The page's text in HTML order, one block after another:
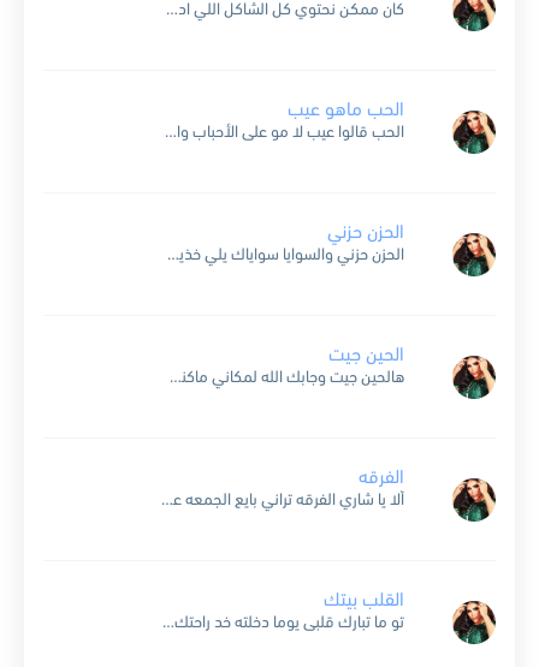
كان ممكن نحتوي كل الشاكل اللي ادت بعدنا عن بعضنا مده طويله تنتهي زعله بسيطه مرحله صعبه وعدت ونلتقي في نفس موعدنا حبيبي كل ليله وشهو فادك من عنادك كل...
الحب ماهو عيب
الحب قالوا عيب لا مو على الأحباب والزين قالوا شين ما وضحوا الأسباب حد ما يمناعهم أهل الحسد يا ناس الحب ماهو عيب ياطيب الأنفاس العيب في حبٍ خالي من...
الحزن حزني
الحزن حزني والسوايا سواياك يلي خذيت من العمر ماخذيته تزعل علي واستسمحك واترجاك هذا وغيرك لازعل مارجيته امد لك يمناي وترد يمناك قلي معك وش ذنبي اللي جنيته القلب بيتك...
الحين جيت
هالحين جيت وجابك الله لمكاني ماكنت عندك وش جابك هنا ردك ضميرك من بعد مانساني يومه تناسى بالغضب حبنا هالحين يعني جيت تطلب حناني وينه ضميرك يوم انادي وانا وينك...
الفرقه
ألا يا شاري الفرقه تراني بايع الجمعه عسى منهو جمعني بك يسليك ويسليني من اللي قالك ارجع عشان تمن بالرجعه ترى ماقلت غير الله على بعدك يقويني صحيح اني ابي...
القلب بيتك
تو ما تبارك قلبى يوما دخلته خد راحتك فينى ترى القلب بيتك اللى مناله صعب بسهوله نلته من غير ماادرى بعيونى لقيتك الكل يا عمري من البال شلته بعت الجميع...